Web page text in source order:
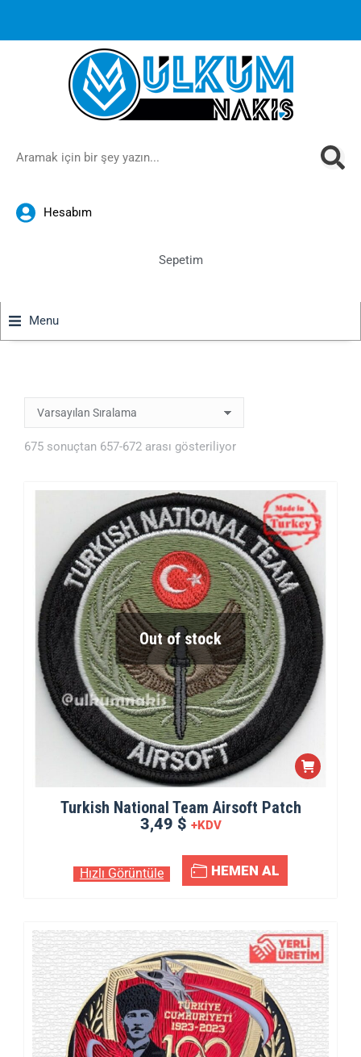
1000 TL ve üzeri siparişlerinizde ücretsiz kargoya ek
İndirimanında sepette!
Hesabım
Sepetim
Menu
675 sonuçtan 657-672 arası gösteriliyor
Out of stock
Turkish National Team Airsoft Patch
3,49 $ +KDV
Hızlı Görüntüle HEMEN AL